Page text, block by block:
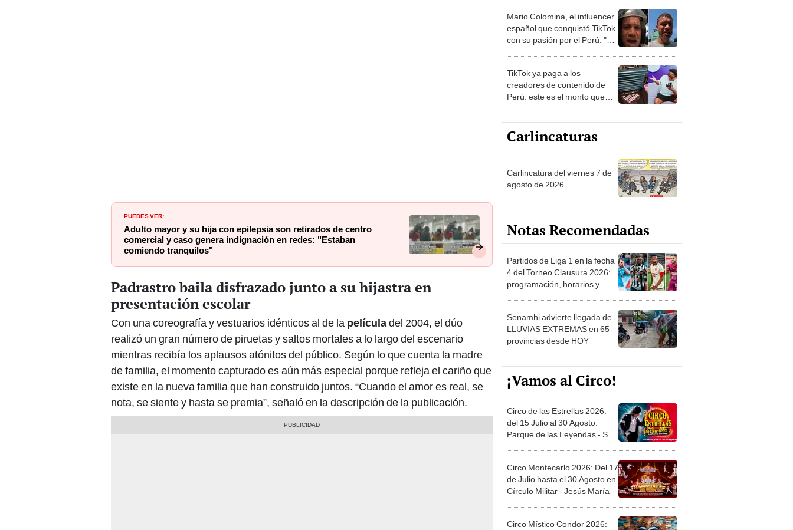
PUEDES VER:
Adulto mayor y su hija con epilepsia son retirados de centro
comercial y caso genera indignación en redes: "Estaban
comiendo tranquilos"
Padrastro baila disfrazado junto a su hijastra en
presentación escolar
Con una coreografía y vestuarios idénticos al de la películadel 2004, el dúo
realizó un gran número de piruetas y saltos mortales a lo largo del escenario
mientras recibía los aplausos atónitos del público. Según lo que cuenta la madre
de familia, el momento capturado es aún más especial porque refleja el cariño que
existe en la nueva familia que han construido juntos. “Cuando el amor es real, se
nota, se siente y hasta se premia”, señaló en la descripción de la publicación.
Mario Colomina, el influencer
español que conquistó TikTok
con su pasión por el Perú: "Mi
TikTok ya paga a los
creadores de contenido de
Perú: este es el monto que
1.000 vistas
Carlincaturas
Carlincatura del viernes 7 de
agosto de 2026
Notas Recomendadas
Partidos de Liga 1 en la fecha
4 del Torneo Clausura 2026:
programación, horarios y
Senamhi advierte llegada de
LLUVIAS EXTREMAS en 65
provincias desde HOY
¡Vamos al Circo!
Circo de las Estrellas 2026:
del 15 Julio al 30 Agosto.
Parque de las Leyendas - San
Circo Montecarlo 2026: Del 17
de Julio hasta el 30 Agosto en
Círculo Militar - Jesús María
Circo Místico Condor 2026: